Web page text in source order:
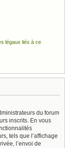
légaux liés à ce
du forum
inscrits. En vous
tels que l’affichage
l’envoi de